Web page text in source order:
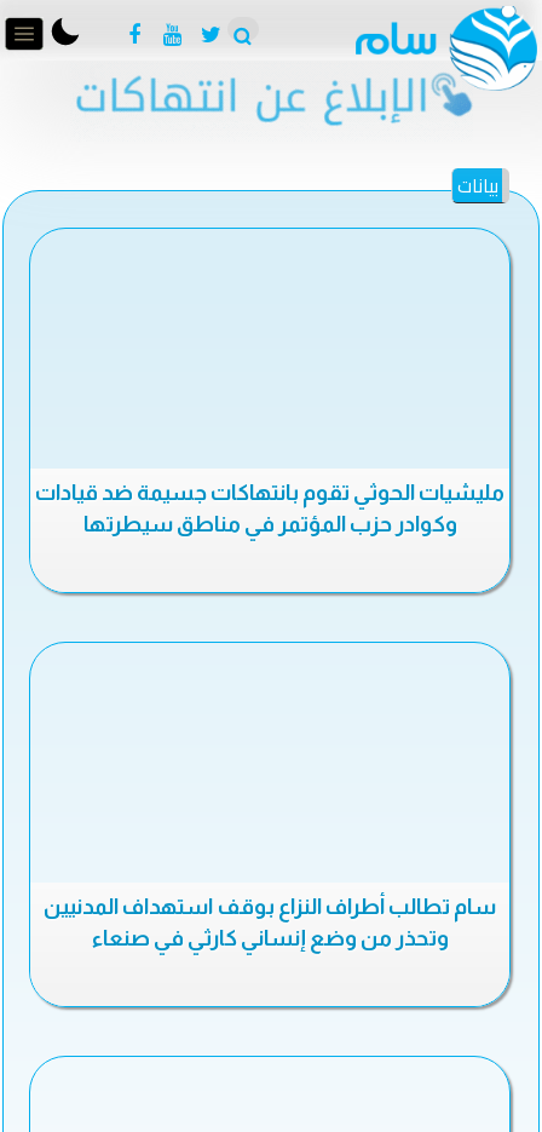
بيانات
مليشيات الحوثي تقوم بانتهاكات جسيمة ضد قيادات
وكوادر حزب المؤتمر في مناطق سيطرتها
سام تطالب أطراف النزاع بوقف استهداف المدنيين
وتحذر من وضع إنساني كارثي في صنعاء